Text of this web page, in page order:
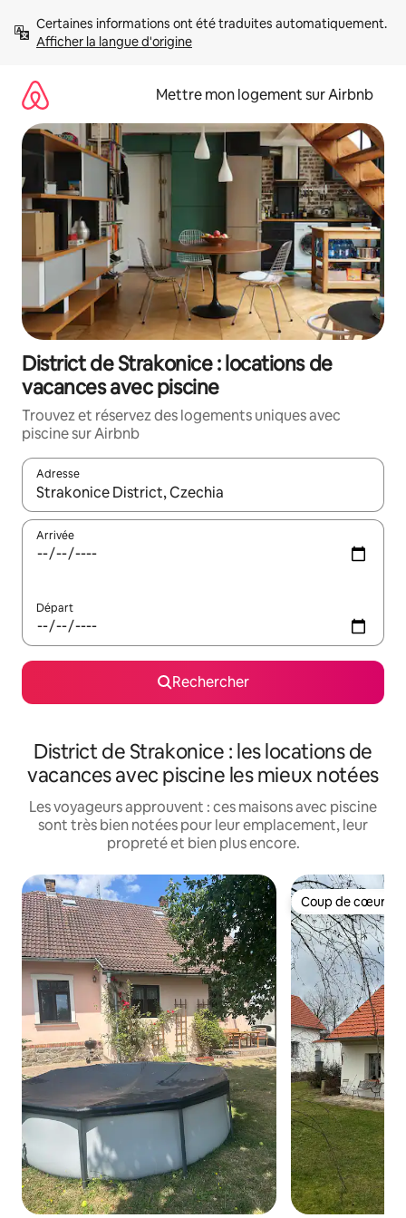
directement
Afficher la langue d'origine
Mettre mon logement sur Airbnb
District de Strakonice : locations de
vacances avec piscine
Trouvez et réservez des logements uniques avec
piscine sur Airbnb
Adresse
Lorsque les résultats s'affichent, utilisez les flèches vers le
Arrivée
Départ
Rechercher
District de Strakonice : les locations de
vacances avec piscine les mieux notées
Les voyageurs approuvent : ces maisons avec piscine
sont très bien notées pour leur emplacement, leur
propreté et bien plus encore.
Coup de cœur
Coup de cœur